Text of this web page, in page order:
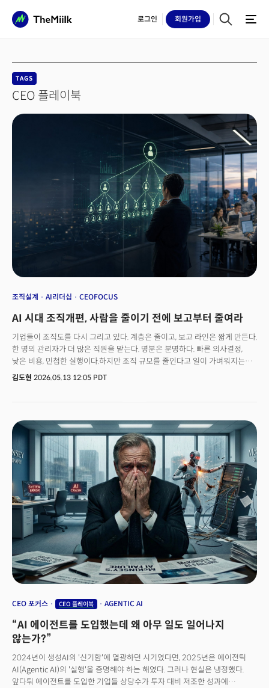
로그인 회원가입
TAGS
CEO 플레이북
조직설계 AI리더십 CEOFOCUS
AI 시대 조직개편, 사람을 줄이기 전에 보고부터 줄여라
기업들이 조직도를 다시 그리고 있다. 계층은 줄이고, 보고 라인은 짧게 만든다.
한 명의 관리자가 더 많은 직원을 맡는다. 명분은 분명하다. 빠른 의사결정,
낮은 비용, 민첩한 실행이다.하지만 조직 규모를 줄인다고 일이 가벼워지는
것은 아니다. 갤럽(Gallup)이 2026년 1월 14일 공개한 분석에 따르면 미국
제대로 볼 시간이 있는가다.아마존(Amazon) CEO 앤디 재시(Andy Jassy)는
2024년 직원 메모에서 관리자들의 개인 업무 기여 비율을 최소 15%
개선하겠다고 밝혔다. 중간 계층을 줄이고, 고객과 가까운 곳에서 의사결정이
일어나게 하겠다는 취지였다.
김도현 2026.05.13 12:05 PDT
CEO 포커스 CEO 플레이북 AGENTIC AI
“AI 에이전트를 도입했는데 왜 아무 일도 일어나지
않는가?”
2024년이 생성AI의 '신기함'에 열광하던 시기였다면, 2025년은 에이전틱
AI(Agentic AI)의 '실행'을 증명해야 하는 해였다. 그러나 현실은 냉정했다.
앞다퉈 에이전트를 도입한 기업들 상당수가 투자 대비 저조한 성과에